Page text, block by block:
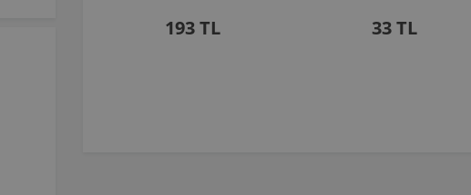
193 TL 33 TL